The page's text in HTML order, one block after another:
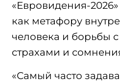
«Евровидения-
как метафору
человека и борьбы
страхами и
«Самый часто